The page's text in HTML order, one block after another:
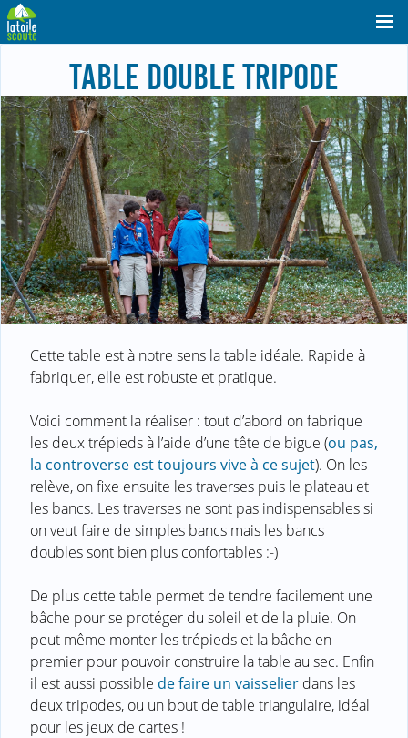
TABLE DOUBLE TRIPODE
Cette table est à notre sens la table idéale. Rapide à
fabriquer, elle est robuste et pratique.
Voici comment la réaliser : tout d’abord on fabrique
les deux trépieds à l’aide d’une tête de bigue (ou pas,
la controverse est toujours vive à ce sujet). On les
relève, on fixe ensuite les traverses puis le plateau et
les bancs. Les traverses ne sont pas indispensables si
on veut faire de simples bancs mais les bancs
doubles sont bien plus confortables :-)
De plus cette table permet de tendre facilement une
bâche pour se protéger du soleil et de la pluie. On
peut même monter les trépieds et la bâche en
premier pour pouvoir construire la table au sec. Enfin
il est aussi possible de faire un vaisselier dans les
deux tripodes, ou un bout de table triangulaire, idéal
pour les jeux de cartes !